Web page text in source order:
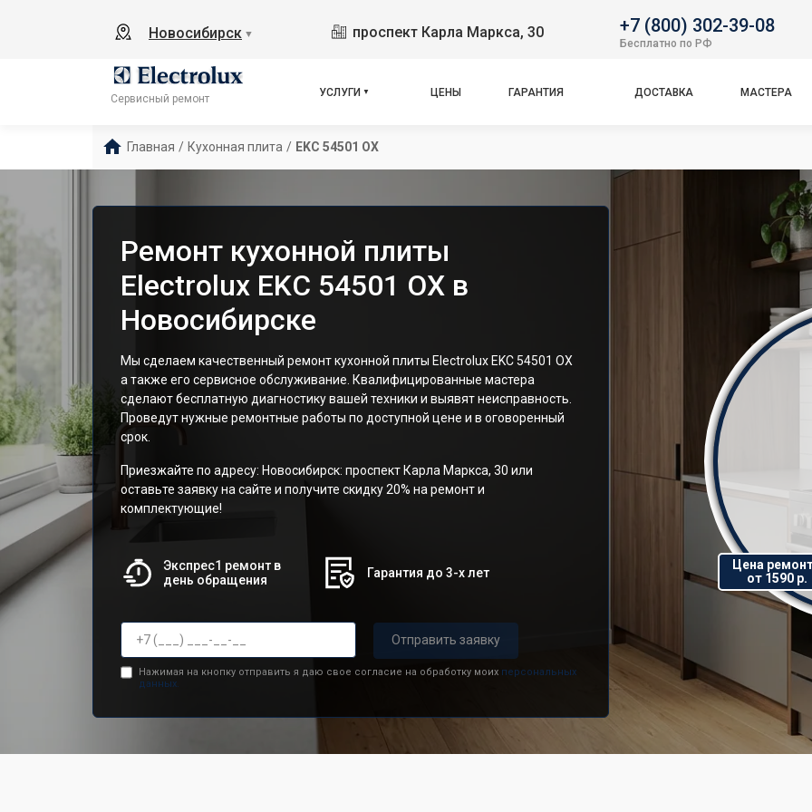
Новосибирск ▼ проспект Карла Маркса, 30 +7 (800) 302-39-08
Бесплатно по РФ
Сервисный ремонт
УСЛУГИ ЦЕНЫ ГАРАНТИЯ ДОСТАВКА МАСТЕРА
Главная / Кухонная плита / EKC 54501 OX
Ремонт кухонной плиты
Electrolux EKC 54501 OX в
Новосибирске
Мы сделаем качественный ремонт кухонной плиты Electrolux EKC 54501 OX
а также его сервисное обслуживание. Квалифицированные мастера
сделают бесплатную диагностику вашей техники и выявят неисправность.
Проведут нужные ремонтные работы по доступной цене и в оговоренный
срок.
Приезжайте по адресу: Новосибирск: проспект Карла Маркса, 30 или
оставьте заявку на сайте и получите скидку 20% на ремонт и
комплектующие!
Экспрес1 ремонт в
день обращения
Гарантия до 3-х лет
Отправить заявку
Нажимая на кнопку отправить я даю свое согласие на обработку моих персональных
данных.
Цена
от 1590 р.